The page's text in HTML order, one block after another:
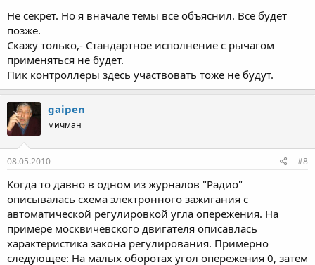
Не секрет. Но я вначале темы все объяснил. Все будет
позже.
Скажу только,- Стандартное исполнение с рычагом
применяться не будет.
Пик контроллеры здесь участвовать тоже не будут.
gaipen
мичман
08.05.2010 #8
Когда то давно в одном из журналов "Радио"
описывалась схема электронного зажигания с
автоматической регулировкой угла опережения. На
примере москвичевского двигателя описавлась
характеристика закона регулирования. Примерно
следующее: На малых оборотах угол опережения 0, затем